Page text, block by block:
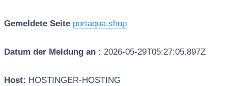
Gemeldete Seite portaqua.shop
Datum der Meldung an : 2026-05-29T05:27:05.897Z
Host: HOSTINGER-HOSTING